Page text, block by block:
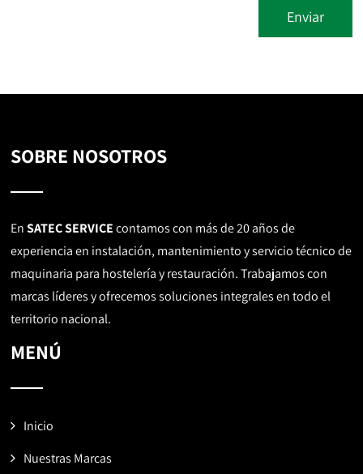
SOBRE NOSOTROS
EnSATEC SERVICEcontamos con más de 20 años de
experiencia en instalación, mantenimiento y servicio técnico de
maquinaria para hostelería y restauración. Trabajamos con
marcas líderes y ofrecemos soluciones integrales en todo el
territorio nacional.
MENÚ
Inicio
Nuestras Marcas